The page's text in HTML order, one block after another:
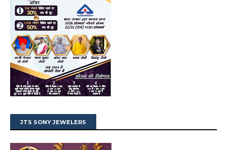
JTS SONY JEWELERS